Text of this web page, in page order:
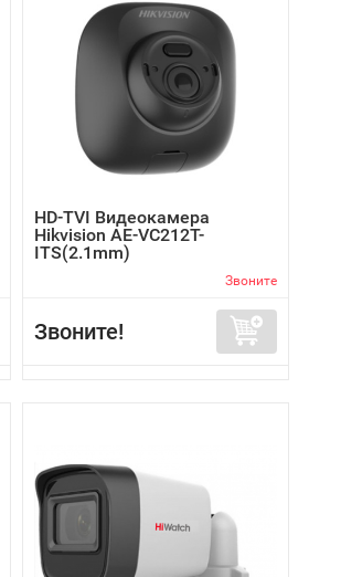
HD-TVI Видеокамера
Hikvision AE-VC212T-
ITS(2.1mm)
Звоните
Звоните!